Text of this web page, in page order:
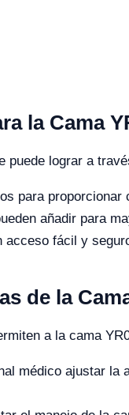
la Cama
puede lograr a
para proporcionar
añadir para
fácil y
de la
a la cama
médico ajustar la